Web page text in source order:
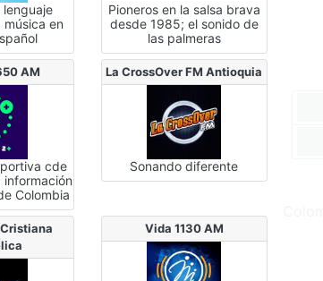
lenguaje
música en
Pioneros en la salsa brava
desde 1985; el sonido de
las palmeras
AM
cde
información
Colombia
La CrossOver FM Antioquia
Sonando diferente
Vida 1130 AM